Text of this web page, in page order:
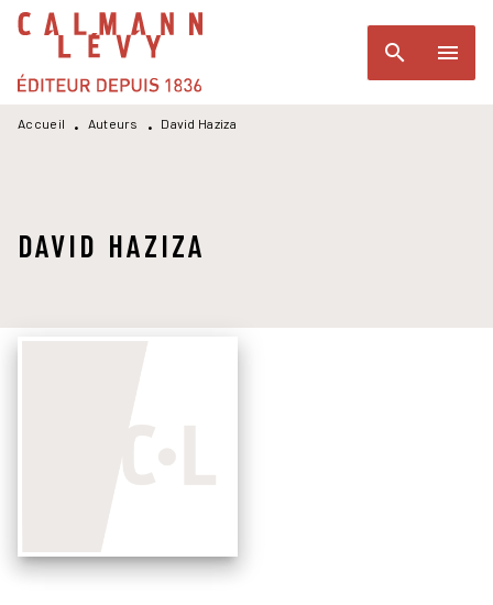
MENU RECHERCHE
PIED DE PAGE
search menu
Accueil • Auteurs • David Haziza
DAVID HAZIZA